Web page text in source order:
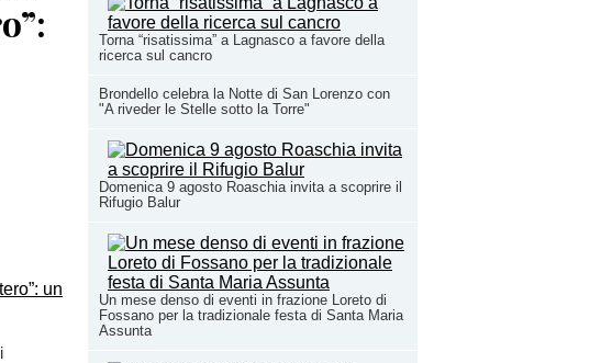
Torna “risatissima” a Lagnasco a favore della
ricerca sul cancro
Brondello celebra la Notte di San Lorenzo con
"A riveder le Stelle sotto la Torre"
Domenica 9 agosto Roaschia invita a scoprire il
Rifugio Balur
Un mese denso di eventi in frazione Loreto di
Fossano per la tradizionale festa di Santa Maria
Assunta